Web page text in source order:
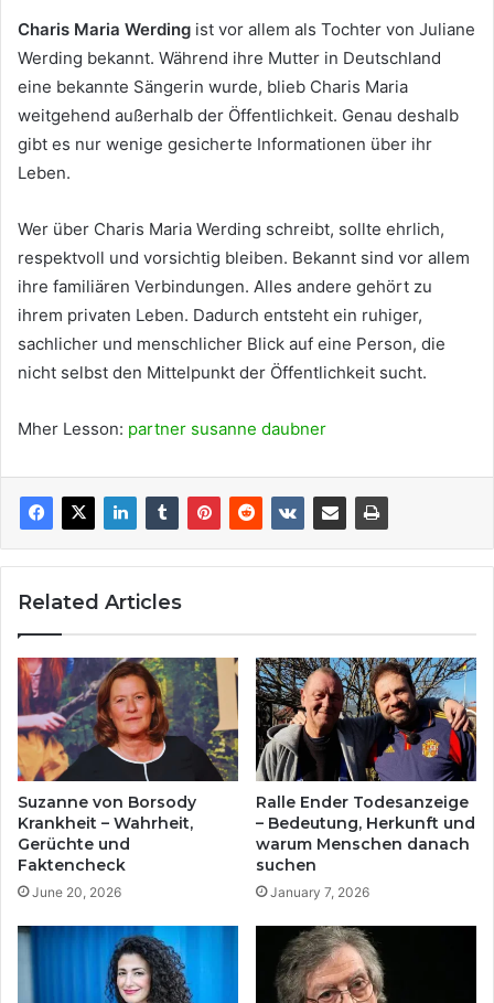
Charis Maria Werding ist vor allem als Tochter von Juliane
Werding bekannt. Während ihre Mutter in Deutschland
eine bekannte Sängerin wurde, blieb Charis Maria
weitgehend außerhalb der Öffentlichkeit. Genau deshalb
gibt es nur wenige gesicherte Informationen über ihr
Leben.
Wer über Charis Maria Werding schreibt, sollte ehrlich,
respektvoll und vorsichtig bleiben. Bekannt sind vor allem
ihre familiären Verbindungen. Alles andere gehört zu
ihrem privaten Leben. Dadurch entsteht ein ruhiger,
sachlicher und menschlicher Blick auf eine Person, die
nicht selbst den Mittelpunkt der Öffentlichkeit sucht.
Mher Lesson: partner susanne daubner
Related Articles
Suzanne von Borsody
Krankheit – Wahrheit,
Gerüchte und
Faktencheck
June 20, 2026
Ralle Ender Todesanzeige
– Bedeutung, Herkunft und
warum Menschen danach
suchen
January 7, 2026